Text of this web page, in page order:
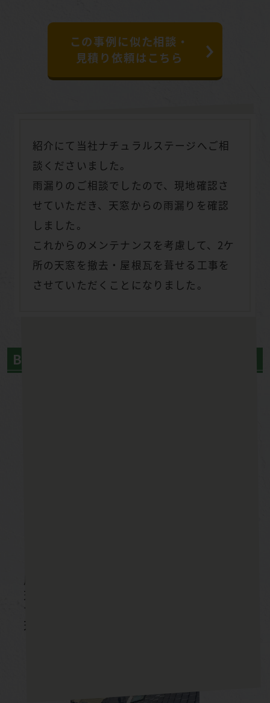
この事例に似た相談・
見積り依頼はこちら
紹介にて当社ナチュラルステージへご相
談くださいました。
雨漏りのご相談でしたので、現地確認さ
せていただき、天窓からの雨漏りを確認
しました。
これからのメンテナンスを考慮して、2ケ
所の天窓を撤去・屋根瓦を葺せる工事を
させていただくことになりました。
Before
屋根は瓦葺きとなっていました。
天窓は屋根に設置されているため雨漏りがしや
すい部分です。
天窓のエプロンが劣化しています。